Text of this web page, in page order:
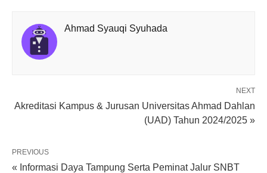
Ahmad Syauqi Syuhada
NEXT
Akreditasi Kampus & Jurusan Universitas Ahmad Dahlan
(UAD) Tahun 2024/2025 »
PREVIOUS
« Informasi Daya Tampung Serta Peminat Jalur SNBT